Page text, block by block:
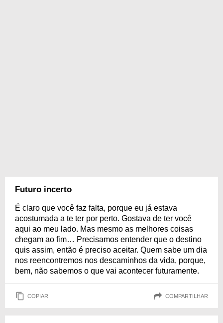
Futuro incerto
É claro que você faz falta, porque eu já estava
acostumada a te ter por perto. Gostava de ter você
aqui ao meu lado. Mas mesmo as melhores coisas
chegam ao fim… Precisamos entender que o destino
quis assim, então é preciso aceitar. Quem sabe um dia
nos reencontremos nos descaminhos da vida, porque,
bem, não sabemos o que vai acontecer futuramente.
COPIAR COMPARTILHAR